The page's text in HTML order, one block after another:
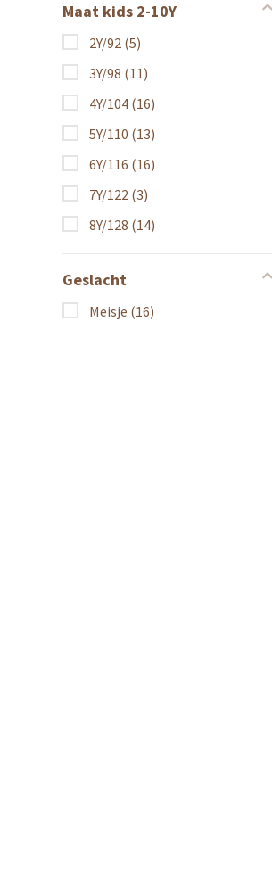
Maat kids 2-10Y
2Y/92 (5)
3Y/98 (11)
4Y/104 (16)
5Y/110 (13)
6Y/116 (16)
7Y/122 (3)
8Y/128 (14)
Geslacht
Meisje (16)